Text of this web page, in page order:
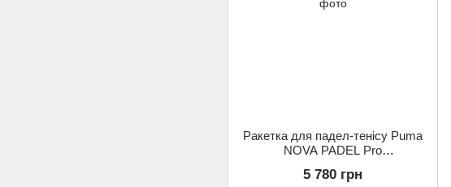
Ракетка для падел-тенісу Puma
NOVA PADEL Pro
049042-01
5 780 грн